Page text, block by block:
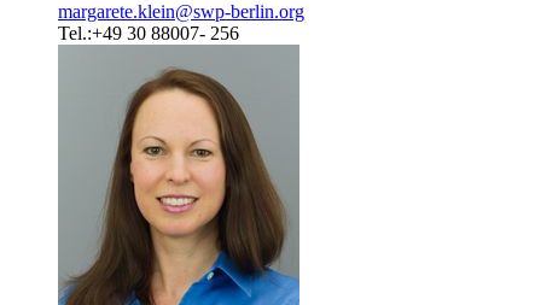
margarete.klein@swp-berlin.org
Tel.:+49 30 88007- 256